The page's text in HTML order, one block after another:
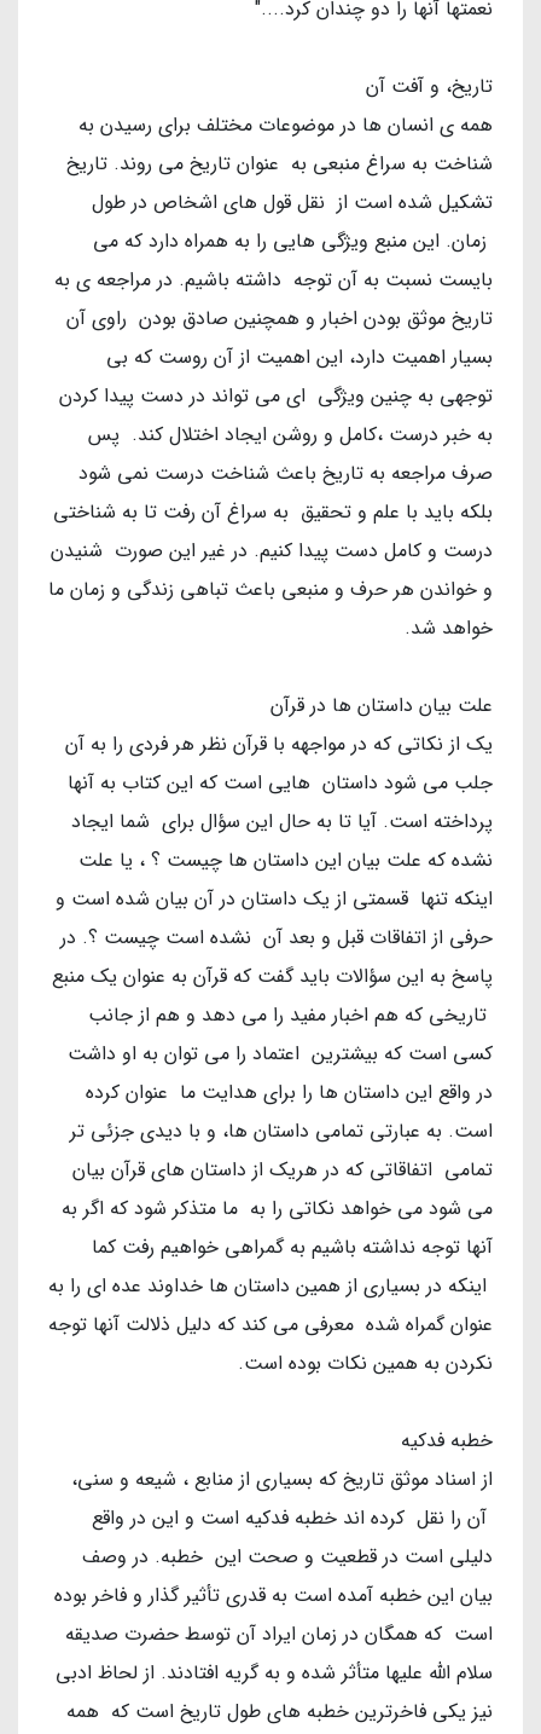
نعمتها آنها را دو چندان کرد...."
تاریخ، و آفت آن
همه ی انسان ها در موضوعات مختلف برای رسیدن به
شناخت به سراغ منبعی به عنوان تاریخ می روند. تاریخ
تشکیل شده است از نقل قول های اشخاص در طول
زمان. این منبع ویژگی هایی را به همراه دارد که می
بایست نسبت به آن توجه داشته باشیم. در مراجعه ی به
تاریخ موثق بودن اخبار و همچنین صادق بودن راوی آن
بسیار اهمیت دارد، این اهمیت از آن روست که بی
توجهی به چنین ویژگی ای می تواند در دست پیدا کردن
به خبر درست ،کامل و روشن ایجاد اختلال کند. پس
صرف مراجعه به تاریخ باعث شناخت درست نمی شود
بلکه باید با علم و تحقیق به سراغ آن رفت تا به شناختی
درست و کامل دست پیدا کنیم. در غیر این صورت شنیدن
و خواندن هر حرف و منبعی باعث تباهی زندگی و زمان ما
خواهد شد.
علت بیان داستان ها در قرآن
یک از نکاتی که در مواجهه با قرآن نظر هر فردی را به آن
جلب می شود داستان هایی است که این کتاب به آنها
پرداخته است. آیا تا به حال این سؤال برای شما ایجاد
نشده که علت بیان این داستان ها چیست ؟ ، یا علت
اینکه تنها قسمتی از یک داستان در آن بیان شده است و
حرفی از اتفاقات قبل و بعد آن نشده است چیست ؟. در
پاسخ به این سؤالات باید گفت که قرآن به عنوان یک منبع
تاریخی که هم اخبار مفید را می دهد و هم از جانب
کسی است که بیشترین اعتماد را می توان به او داشت
در واقع این داستان ها را برای هدایت ما عنوان کرده
است. به عبارتی تمامی داستان ها، و با دیدی جزئی تر
تمامی اتفاقاتی که در هریک از داستان های قرآن بیان
می شود می خواهد نکاتی را به ما متذکر شود که اگر به
آنها توجه نداشته باشیم به گمراهی خواهیم رفت کما
اینکه در بسیاری از همین داستان ها خداوند عده ای را به
عنوان گمراه شده معرفی می کند که دلیل ذلالت آنها توجه
نکردن به همین نکات بوده است.
خطبه فدکیه
از اسناد موثق تاریخ که بسیاری از منابع ، شیعه و سنی،
آن را نقل کرده اند خطبه فدکیه است و این در واقع
دلیلی است در قطعیت و صحت این خطبه. در وصف
بیان این خطبه آمده است به قدری تأثیر گذار و فاخر بوده
است که همگان در زمان ایراد آن توسط حضرت صدیقه
سلام الله علیها متأثر شده و به گریه افتادند. از لحاظ ادبی
نیز یکی فاخرترین خطبه های طول تاریخ است که همه